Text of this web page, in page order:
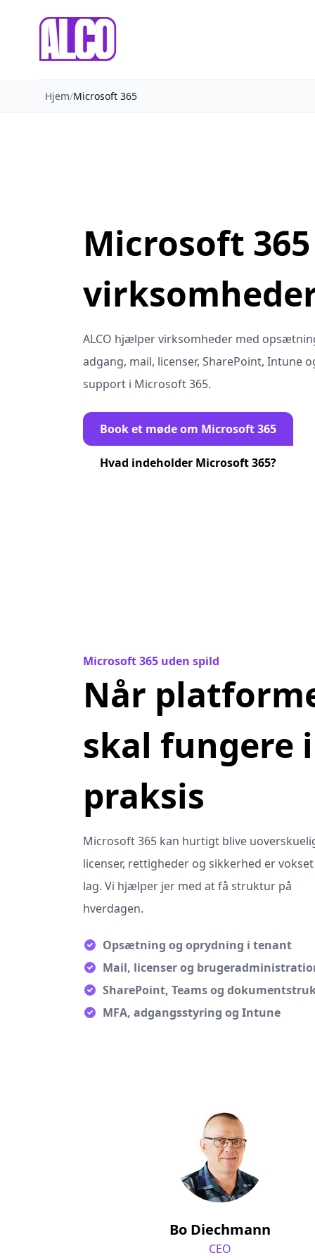
ALCO
Hjem/Microsoft 365
Microsoft
ALCO hjælper virksomheder med
adgang, mail, licenser, SharePoint, Intune
support i Microsoft 365.
Book et møde om Microsoft 365
Hvad indeholder Microsoft 365?
Microsoft 365 uden spild
Når
skal fungere i
praksis
Microsoft 365 kan hurtigt blive
licenser, rettigheder og sikkerhed er
lag. Vi hjælper jer med at få struktur på
hverdagen.
Opsætning og oprydning i tenant
Mail, licenser og
SharePoint, Teams og
MFA, adgangsstyring og Intune
Bo Diechmann
CEO